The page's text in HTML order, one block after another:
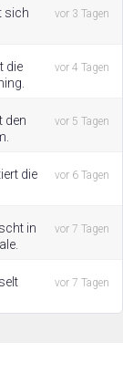
sich
vor 3 Tagen
die
vor 4 Tagen
den
vor 5 Tagen
die
vor 6 Tagen
in
vor 7 Tagen
vor 7 Tagen